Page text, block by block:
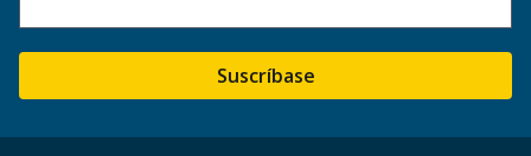
Suscríbase